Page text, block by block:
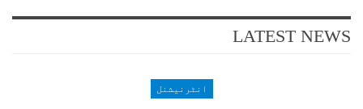
LATEST NEWS
انٹرنیشنل